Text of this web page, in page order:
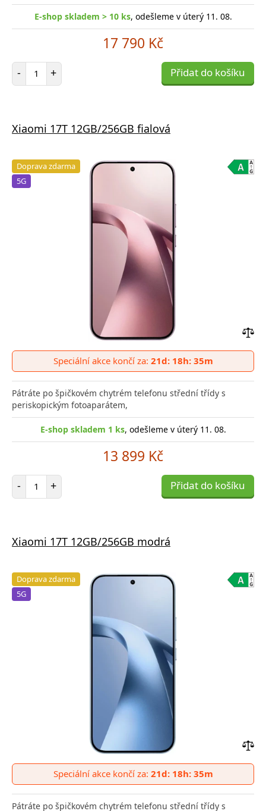
E-shop skladem > 10 ks, odešleme v úterý 11. 08.
17 790 Kč
- Počet položek
+ Přidat do košíku
Xiaomi 17T 12GB/256GB fialová
Doprava zdarma
5G
do
Speciální akce končí za: 21d: 18h: 35m
Pátráte po špičkovém chytrém telefonu střední třídy s
periskopickým fotoaparátem,
E-shop skladem 1 ks, odešleme v úterý 11. 08.
13 899 Kč
- Počet položek
+ Přidat do košíku
Xiaomi 17T 12GB/256GB modrá
Doprava zdarma
5G
do
Speciální akce končí za: 21d: 18h: 35m
Pátráte po špičkovém chytrém telefonu střední třídy s